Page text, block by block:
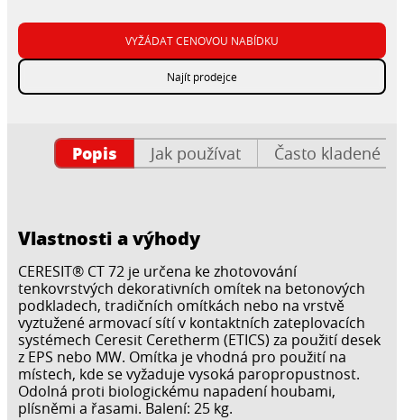
VYŽÁDAT CENOVOU NABÍDKU
Najít prodejce
Popis Jak používat Často kladené
Vlastnosti a výhody
CERESIT® CT 72 je určena ke zhotovování
tenkovrstvých dekorativních omítek na betonových
podkladech, tradičních omítkách nebo na vrstvě
vyztužené armovací sítí v kontaktních zateplovacích
systémech Ceresit Ceretherm (ETICS) za použití desek
z EPS nebo MW. Omítka je vhodná pro použití na
místech, kde se vyžaduje vysoká paropropustnost.
Odolná proti biologickému napadení houbami,
plísněmi a řasami. Balení: 25 kg.